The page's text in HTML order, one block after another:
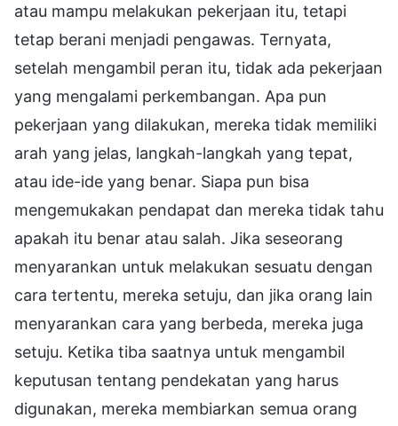
atau mampu melakukan pekerjaan itu, tetapi
tetap berani menjadi pengawas. Ternyata,
setelah mengambil peran itu, tidak ada pekerjaan
yang mengalami perkembangan. Apa pun
pekerjaan yang dilakukan, mereka tidak memiliki
arah yang jelas, langkah-langkah yang tepat,
atau ide-ide yang benar. Siapa pun bisa
mengemukakan pendapat dan mereka tidak tahu
apakah itu benar atau salah. Jika seseorang
menyarankan untuk melakukan sesuatu dengan
cara tertentu, mereka setuju, dan jika orang lain
menyarankan cara yang berbeda, mereka juga
setuju. Ketika tiba saatnya untuk mengambil
keputusan tentang pendekatan yang harus
digunakan, mereka membiarkan semua orang